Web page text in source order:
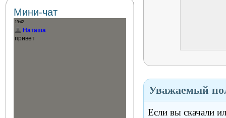
Уважаемый
Если вы скачали
Мини-чат